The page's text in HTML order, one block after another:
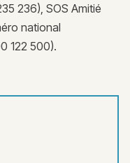
236), SOS Amitié
national
122 500).